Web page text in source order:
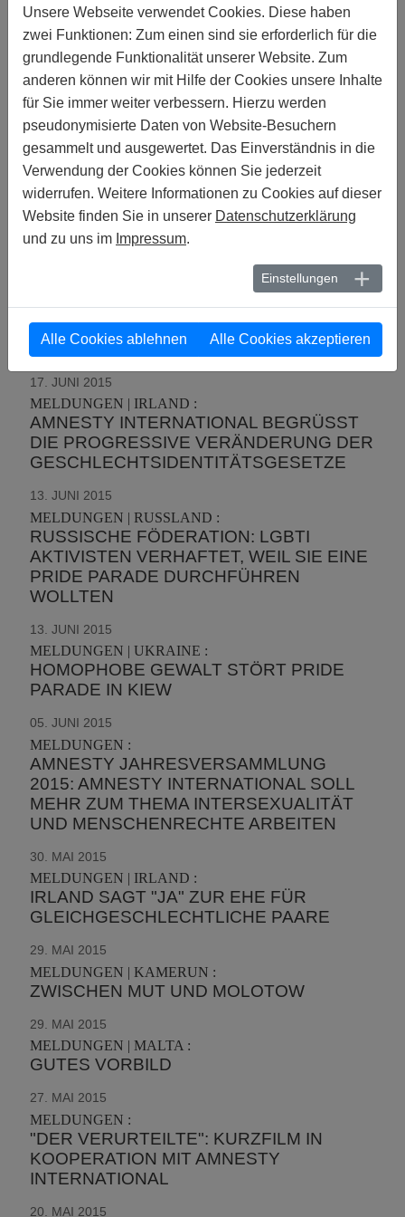
GERICHTS ÜBER HOMO-EHE IST EIN
SIEG FÜR DIE MENSCHENRECHTE
04. JULI 2015
MELDUNGEN | TÜRKEI :
DAS VERBOT DER PRIDE PARADE IST
EIN NEUER TIEFPUNKT
24. JUNI 2015
MELDUNGEN :
MENSCHENRECHTE, SEXUELLE
ORIENTIERUNG UND
GESCHLECHTSIDENTITÄT: ZEIT FÜR
MELDUNGEN | LETTLAND :
FÜR EINE FRIEDLICHE EUROPRIDE
PARADE EINTRETEN
17. JUNI 2015
MELDUNGEN | IRLAND :
AMNESTY INTERNATIONAL BEGRÜSST D
IE PROGRESSIVE VERÄNDERUNG DER G
ESCHLECHTSIDENTITÄTSGESETZE
13. JUNI 2015
MELDUNGEN | RUSSLAND :
RUSSISCHE FÖDERATION: LGBTI
AKTIVISTEN VERHAFTET, WEIL SIE EINE
PRIDE PARADE DURCHFÜHREN
WOLLTEN
13. JUNI 2015
MELDUNGEN | UKRAINE :
HOMOPHOBE GEWALT STÖRT PRIDE
PARADE IN KIEW
05. JUNI 2015
MELDUNGEN :
AMNESTY JAHRESVERSAMMLUNG
2015: AMNESTY INTERNATIONAL SOLL
MEHR ZUM THEMA INTERSEXUALITÄT
UND MENSCHENRECHTE ARBEITEN
30. MAI 2015
MELDUNGEN | IRLAND :
IRLAND SAGT "JA" ZUR EHE FÜR
GLEICHGESCHLECHTLICHE PAARE
29. MAI 2015
MELDUNGEN | KAMERUN :
ZWISCHEN MUT UND MOLOTOW
29. MAI 2015
MELDUNGEN | MALTA :
GUTES VORBILD
27. MAI 2015
MELDUNGEN :
"DER VERURTEILTE": KURZFILM IN
KOOPERATION MIT AMNESTY
INTERNATIONAL
20. MAI 2015
Unsere Webseite verwendet Cookies. Diese haben
zwei Funktionen: Zum einen sind sie erforderlich für die
grundlegende Funktionalität unserer Website. Zum
anderen können wir mit Hilfe der Cookies unsere Inhalte
für Sie immer weiter verbessern. Hierzu werden
pseudonymisierte Daten von Website-Besuchern
gesammelt und ausgewertet. Das Einverständnis in die
Verwendung der Cookies können Sie jederzeit
widerrufen. Weitere Informationen zu Cookies auf dieser
Website finden Sie in unserer Datenschutzerklärung
und zu uns im Impressum.
Einstellungen
Alle Cookies ablehnen Alle Cookies akzeptieren